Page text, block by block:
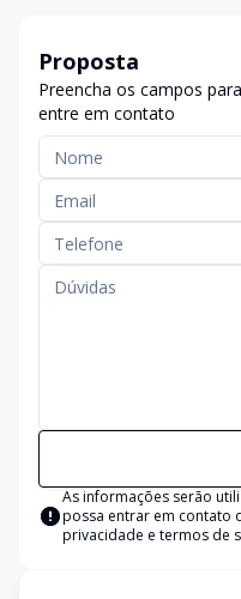
Proposta
Preencha os campos
entre em contato
As informações serão
possa entrar em contato
privacidade e termos de